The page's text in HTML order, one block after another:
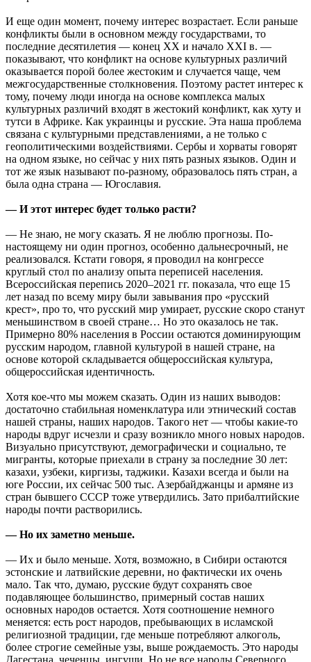
И еще один момент, почему интерес возрастает. Если раньше
конфликты были в основном между государствами, то
последние десятилетия — конец XX и начало XXI в. —
показывают, что конфликт на основе культурных различий
оказывается порой более жестоким и случается чаще, чем
межгосударственные столкновения. Поэтому растет интерес к
тому, почему люди иногда на основе комплекса малых
культурных различий входят в жестокий конфликт, как хуту и
тутси в Африке. Как украинцы и русские. Эта наша проблема
связана с культурными представлениями, а не только с
геополитическими воздействиями. Сербы и хорваты говорят
на одном языке, но сейчас у них пять разных языков. Один и
тот же язык называют по-разному, образовалось пять стран, а
была одна страна — Югославия.
— И этот интерес будет только расти?
— Не знаю, не могу сказать. Я не люблю прогнозы. По-
настоящему ни один прогноз, особенно дальнесрочный, не
реализовался. Кстати говоря, я проводил на конгрессе
круглый стол по анализу опыта переписей населения.
Всероссийская перепись 2020–2021 гг. показала, что еще 15
лет назад по всему миру были завывания про «русский
крест», про то, что русский мир умирает, русские скоро станут
меньшинством в своей стране… Но это оказалось не так.
Примерно 80% населения в России остаются доминирующим
русским народом, главной культурой в нашей стране, на
основе которой складывается общероссийская культура,
общероссийская идентичность.
Хотя кое-что мы можем сказать. Один из наших выводов:
достаточно стабильная номенклатура или этнический состав
нашей страны, наших народов. Такого нет — чтобы какие-то
народы вдруг исчезли и сразу возникло много новых народов.
Визуально присутствуют, демографически и социально, те
мигранты, которые приехали в страну за последние 30 лет:
казахи, узбеки, киргизы, таджики. Казахи всегда и были на
юге России, их сейчас 500 тыс. Азербайджанцы и армяне из
стран бывшего СССР тоже утвердились. Зато прибалтийские
народы почти растворились.
— Но их заметно меньше.
— Их и было меньше. Хотя, возможно, в Сибири остаются
эстонские и латвийские деревни, но фактически их очень
мало. Так что, думаю, русские будут сохранять свое
подавляющее большинство, примерный состав наших
основных народов остается. Хотя соотношение немного
меняется: есть рост народов, пребывающих в исламской
религиозной традиции, где меньше потребляют алкоголь,
более строгие семейные узы, выше рождаемость. Это народы